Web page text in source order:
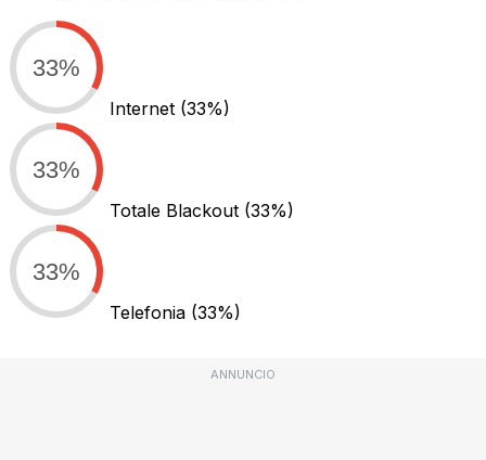
33%
Internet (33%)
33%
Totale Blackout (33%)
33%
Telefonia (33%)
ANNUNCIO